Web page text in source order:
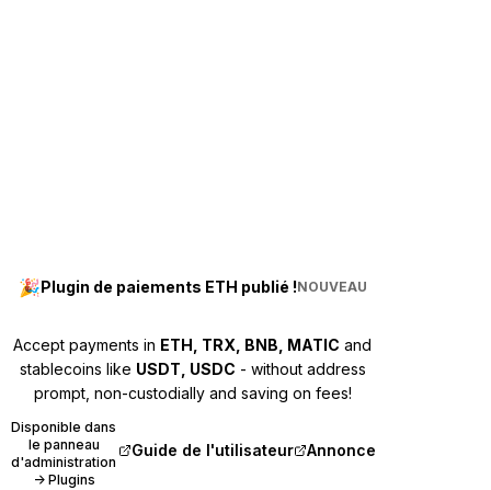
🎉Plugin de paiements ETH publié !NOUVEAU
Accept payments in ETH, TRX, BNB, MATIC and
stablecoins like USDT, USDC - without address
prompt, non-custodially and saving on fees!
Disponible dans
le panneau
d'administration
→ Plugins
Guide de l'utilisateur
(opens in new tab)
Annonce
(opens in new tab)